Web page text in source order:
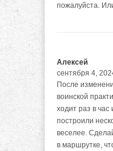
пожалуйста.
Алексей
сентября 4,
После
воинской
ходит раз в
построили
веселее.
в маршрутке,